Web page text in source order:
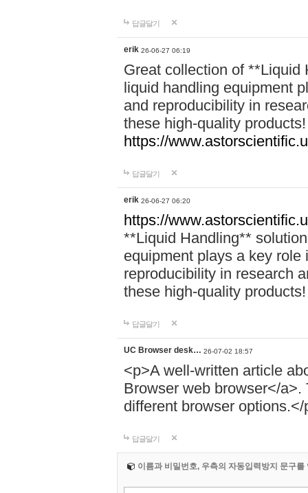
답글달기
erik 26-06-27 06:19
Great collection of **Liquid
liquid handling equipment
and reproducibility in
these high-quality products!
https://
답글달기
erik 26-06-27 06:20
https://
**Liquid Handling**
equipment plays a key role
reproducibility in research
these high-quality products!
답글달기
UC Browser desk… 26-07-02 18:57
<p>A well-written article
Browser web browser</
different browser options.</
답글달기
이름과 비밀번호, 우측의 자동입력방지 문구를